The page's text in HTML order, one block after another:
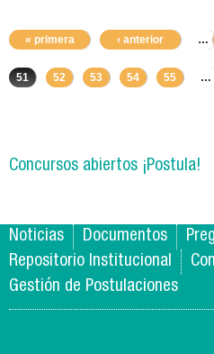
« primera ‹ anterior …
51 52 53 54 55 …
Concursos abiertos ¡Postula!
Noticias Documentos
Repositorio Institucional
Gestión de Postulaciones